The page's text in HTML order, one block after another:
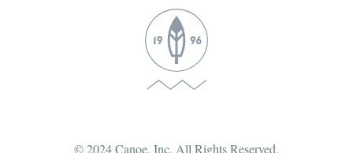
© 2024 Canoe, Inc. All Rights Reserved.